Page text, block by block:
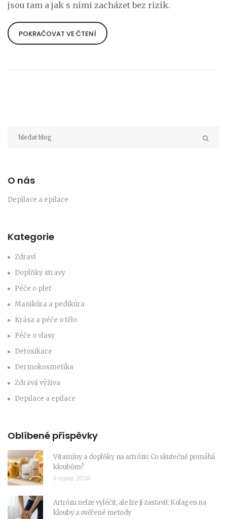
jsou tam a jak s nimi zacházet bez rizik.
POKRAČOVAT VE ČTENÍ
O nás
Depilace a epilace
Kategorie
Zdraví
Doplňky stravy
Péče o pleť
Manikúra a pedikúra
Krása a péče o tělo
Péče o vlasy
Detoxikace
Dermokosmetika
Zdravá výživa
Depilace a epilace
Oblíbené příspěvky
Vitamíny a doplňky na artrózu: Co skutečně pomáhá
kloubům?
6 srpna 2026
Artrózu nelze vyléčit, ale lze ji zastavit: Kolagen na
klouby a ověřené metody